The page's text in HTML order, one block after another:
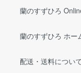
蘭のすずひろ
蘭のすずひろ ホー
配送・送料について